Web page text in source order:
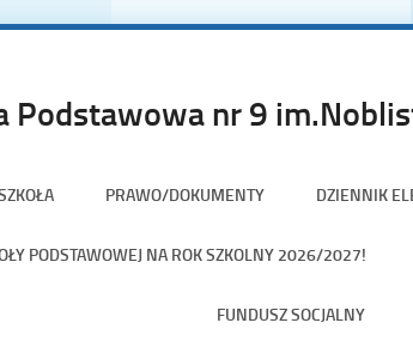
Podstawowa nr 9
PRAWO/DOKUMENTY DZIENNIK
PODSTAWOWEJ NA ROK SZKOLNY 2026/2027!
FUNDUSZ SOCJALNY